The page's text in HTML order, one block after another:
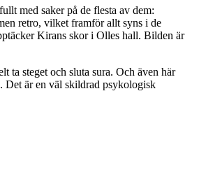
med saker på de flesta av dem:
retro, vilket framför allt syns i de
Kirans skor i Olles hall. Bilden är
ta steget och sluta sura. Och även här
Det är en väl skildrad psykologisk